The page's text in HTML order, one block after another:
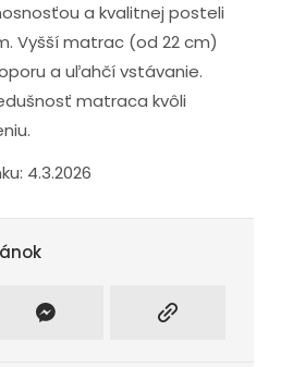
a kvalitnej posteli
Vyšší matrac (od 22 cm)
a uľahčí vstávanie.
matraca kvôli
4.3.2026